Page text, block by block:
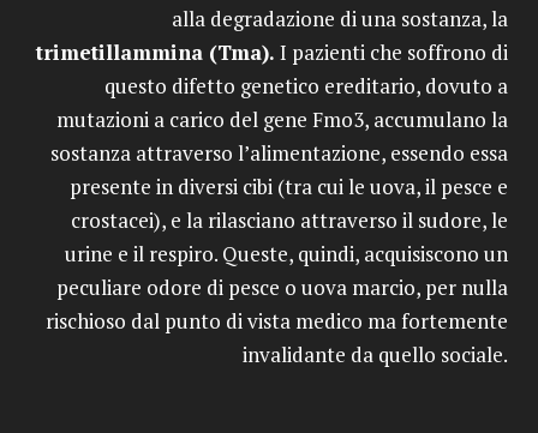
alla degradazione di una sostanza, la
trimetillammina (Tma). I pazienti che soffrono di
questo difetto genetico ereditario, dovuto a
mutazioni a carico del gene Fmo3, accumulano la
sostanza attraverso l’alimentazione, essendo essa
presente in diversi cibi (tra cui le uova, il pesce e
crostacei), e la rilasciano attraverso il sudore, le
urine e il respiro. Queste, quindi, acquisiscono un
peculiare odore di pesce o uova marcio, per nulla
rischioso dal punto di vista medico ma fortemente
invalidante da quello sociale.